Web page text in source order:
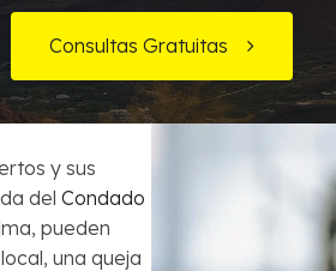
es lo mejor para mi?
de Auto y la Bancarrota
de Préstamo Hipotecario
el Embargo
Violencia Doméstica
Consultas Gratuitas
y sus
del Condado
pueden
una queja